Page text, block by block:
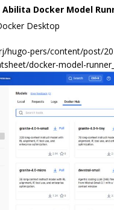
Abilita Docker Model
Desktop
hugo-pers/content/post/
docker-model-